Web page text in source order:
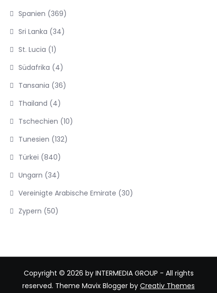
Spanien (369)
Sri Lanka (34)
St. Lucia (1)
Südafrika (4)
Tansania (36)
Thailand (4)
Tschechien (10)
Tunesien (132)
Türkei (840)
Ungarn (34)
Vereinigte Arabische Emirate (30)
Zypern (50)
Copyright © 2026 by INTERMEDIA GROUP - All rights
reserved. Theme Mavix Blogger by Creativ Themes